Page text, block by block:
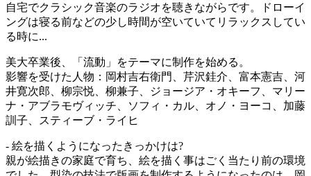
自宅でクラシック音楽のラジオを聴きながらです。ドローイ
ングは寝る前などの少し時間が空いていてリラックスしてい
る時に...
美大卒業後、「流動」をテーマに制作を始める。
影響を受けた人物：岡村吉右衛門、芹沢銈介、富本憲吉、河
井寛次郎、柳宗悦、柳兼子、ジョージア・オキーフ、マリー
ナ・アブラモヴィッチ、ソフィ・カル、オノ・ヨーコ、加藤
訓子、スティーブ・ライヒ
- 絵を描くようになったきっかけは?
親が絵描きの家庭で育ち、絵を描く事はごく当たり前の環境